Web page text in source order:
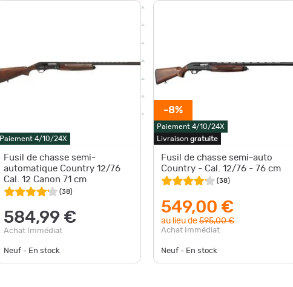
Paiement 4/10/24X
Fusil de chasse semi-
automatique Country 12/76
Cal. 12 Canon 71 cm
(38)
584,99 €
Achat Immédiat
Neuf - En stock
-8%
Paiement 4/10/24X
Livraison gratuite
Fusil de chasse semi-auto
Country - Cal. 12/76 - 76 cm
(38)
549,00 €
au lieu de 595,00 €
Achat Immédiat
Neuf - En stock